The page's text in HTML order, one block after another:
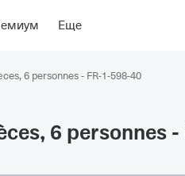
Еще
Об отеле
6 personnes - FR-1-598-40
6 personnes -